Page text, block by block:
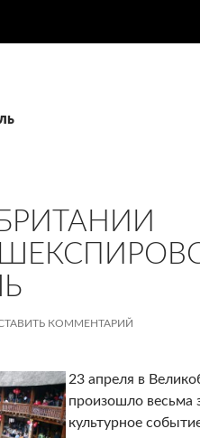
КОММЕНТАРИЙ
23 апреля в
произошло весьма
культурное